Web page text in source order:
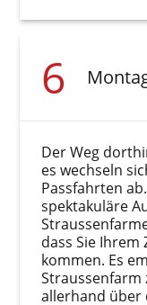
6
Der Weg
es wechseln
Passfahrten
spektakuläre
dass Sie
kommen. Es
Straussenfarm
allerhand über